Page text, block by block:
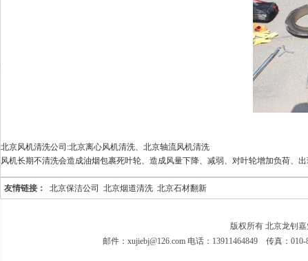
北京风机清洗公司:北京离心风机清洗、北京轴流风机清洗
风机长期不清洗会造成油烟包裹死叶轮、造成风量下降、减弱、对叶轮增加负荷、
友情链接： 北京保洁公司 北京烟道清洗 北京石材翻新
版权所有 北京龙钊
邮件：xujiebj@126.com 电话：13911464849 传真：